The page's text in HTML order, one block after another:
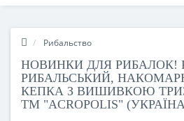
Рибальство
НОВИНКИ ДЛЯ РИБАЛОК!
РИБАЛЬСЬКИЙ,
КЕПКА З ВИШИВКОЮ
ТМ "ACROPOLIS"